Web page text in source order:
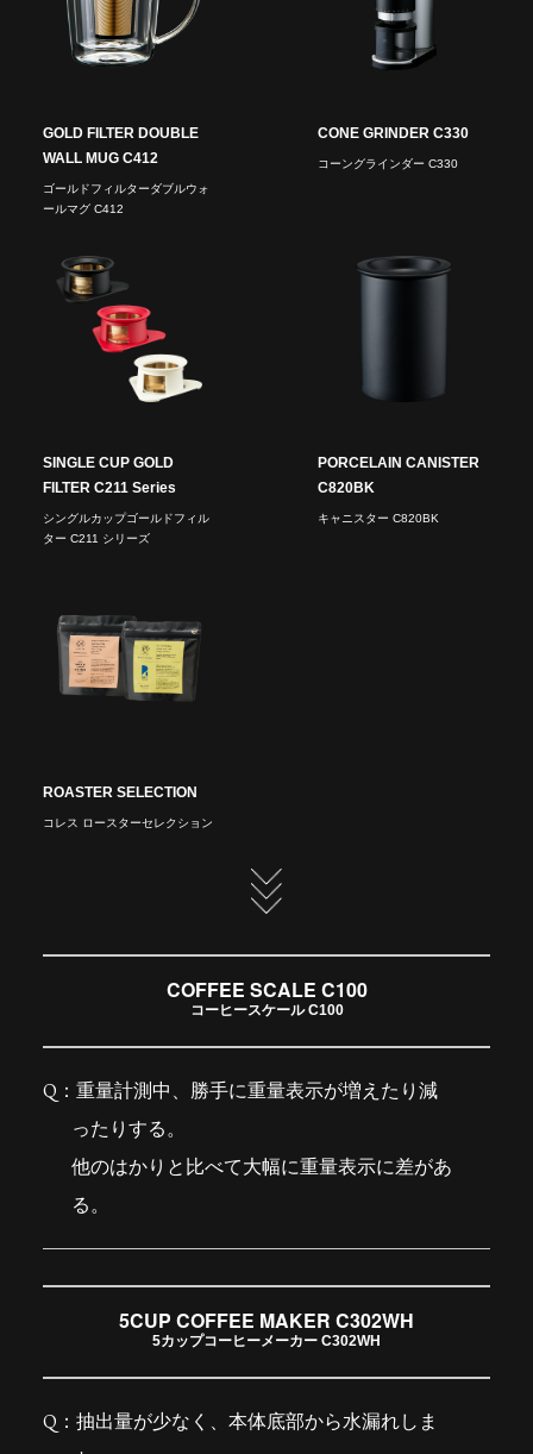
GOLD FILTER DOUBLE
WALL MUG C412
ゴールドフィルターダブルウォ
ールマグ C412
CONE GRINDER C330
コーングラインダー C330
SINGLE CUP GOLD
FILTER C211 Series
シングルカップゴールドフィル
ター C211 シリーズ
PORCELAIN CANISTER
C820BK
キャニスター C820BK
ROASTER SELECTION
コレス ロースターセレクション
COFFEE SCALE C100
コーヒースケール C100
重量計測中、勝手に重量表示が増えたり減
ったりする。
他のはかりと比べて大幅に重量表示に差があ
る。
5CUP COFFEE MAKER C302WH
5カップコーヒーメーカー C302WH
抽出量が少なく、本体底部から水漏れしま